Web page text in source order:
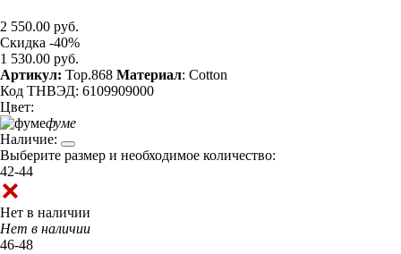
2 550.00 руб.
Скидка -40%
1 530.00 руб.
Артикул: Top.868 Материал: Cotton
Код ТНВЭД: 6109909000
Цвет:
фуме
Наличие:
Выберите размер и необходимое количество:
42-44
Нет в наличии
Нет в наличии
46-48